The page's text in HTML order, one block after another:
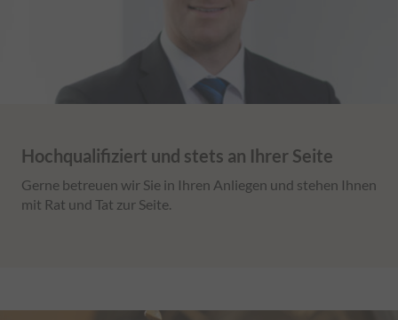
Hochqualifiziert und stets an Ihrer Seite
Gerne betreuen wir Sie in Ihren Anliegen und stehen Ihnen
mit Rat und Tat zur Seite.